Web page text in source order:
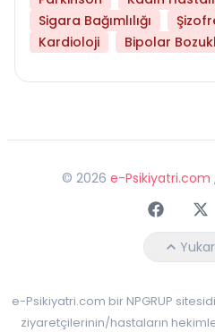
Sigara Bağımlılığı
Kardioloji
Bipolar
© 2026 e-Psikiyatri.com
e-Psikiyatri.com bir NPGRUP
ziyaretçilerinin/hastaların